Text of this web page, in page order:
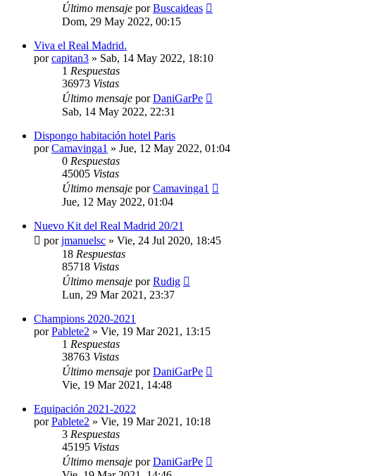
Último mensaje porBuscaideas
Dom, 29 May 2022, 00:15
Viva el Real Madrid.
porcapitan3 » Sab, 14 May 2022, 18:10
1 Respuestas
36973 Vistas
Último mensaje porDaniGarPe
Sab, 14 May 2022, 22:31
Dispongo habitación hotel Paris
porCamavinga1 » Jue, 12 May 2022, 01:04
0 Respuestas
45005 Vistas
Último mensaje porCamavinga1
Jue, 12 May 2022, 01:04
Nuevo Kit del Real Madrid 20/21
porjmanuelsc » Vie, 24 Jul 2020, 18:45
18 Respuestas
85718 Vistas
Último mensaje porRudig
Lun, 29 Mar 2021, 23:37
Champions 2020-2021
porPablete2 » Vie, 19 Mar 2021, 13:15
1 Respuestas
38763 Vistas
Último mensaje porDaniGarPe
Vie, 19 Mar 2021, 14:48
Equipación 2021-2022
porPablete2 » Vie, 19 Mar 2021, 10:18
3 Respuestas
45195 Vistas
Último mensaje porDaniGarPe